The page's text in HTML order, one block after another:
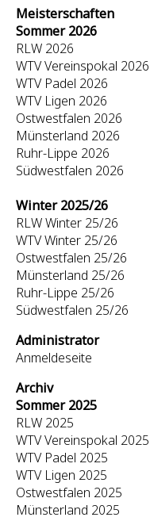
Meisterschaften
Sommer 2026
RLW 2026
WTV Vereinspokal 2026
WTV Padel 2026
WTV Ligen 2026
Ostwestfalen 2026
Münsterland 2026
Ruhr-Lippe 2026
Südwestfalen 2026
Winter 2025/26
RLW Winter 25/26
WTV Winter 25/26
Ostwestfalen 25/26
Münsterland 25/26
Ruhr-Lippe 25/26
Südwestfalen 25/26
Administrator
Anmeldeseite
Archiv
Sommer 2025
RLW 2025
WTV Vereinspokal 2025
WTV Padel 2025
WTV Ligen 2025
Ostwestfalen 2025
Münsterland 2025